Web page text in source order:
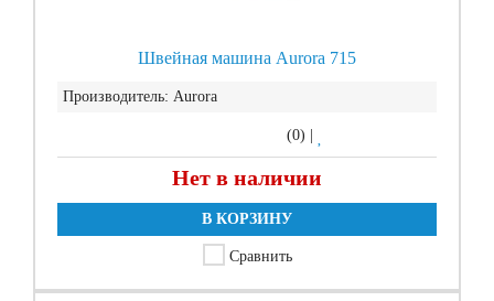
Швейная машина Aurora 715
Производитель: Aurora
(0)
Нет в наличии
В КОРЗИНУ
Сравнить